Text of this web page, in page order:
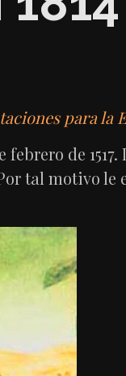
para la
febrero de 1517.
tal motivo